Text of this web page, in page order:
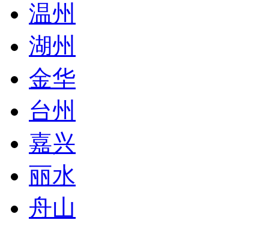
温州
湖州
金华
台州
嘉兴
丽水
舟山